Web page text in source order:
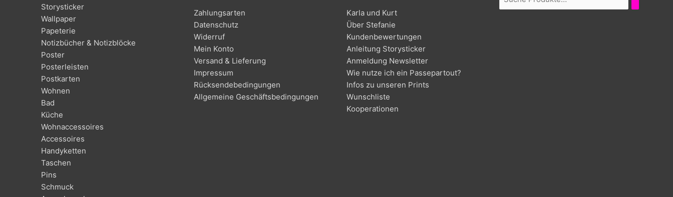
Storysticker
Wallpaper
Papeterie
Notizbücher & Notizblöcke
Poster
Posterleisten
Postkarten
Wohnen
Bad
Küche
Wohnaccessoires
Accessoires
Handyketten
Taschen
Pins
Schmuck
Zahlungsarten
Datenschutz
Widerruf
Mein Konto
Versand & Lieferung
Impressum
Rücksendebedingungen
Allgemeine Geschäftsbedingungen
Karla und Kurt
Über Stefanie
Kundenbewertungen
Anleitung Storysticker
Anmeldung Newsletter
Wie nutze ich ein Passepartout?
Infos zu unseren Prints
Wunschliste
Kooperationen